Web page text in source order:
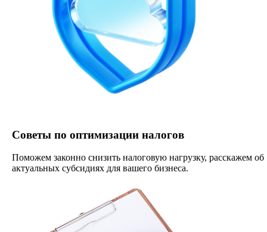
Советы по оптимизации налогов
Поможем законно снизить налоговую нагрузку, расскажем об
актуальных субсидиях для вашего бизнеса.